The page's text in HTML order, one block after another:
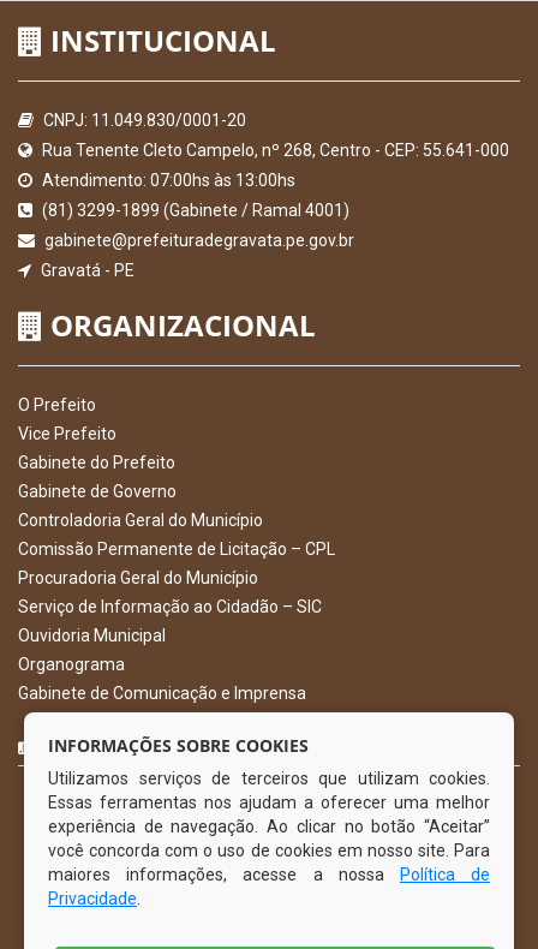
INSTITUCIONAL
CNPJ: 11.049.830/0001-20
Rua Tenente Cleto Campelo, nº 268, Centro - CEP: 55.641-000
Atendimento: 07:00hs às 13:00hs
(81) 3299-1899 (Gabinete / Ramal 4001)
gabinete@prefeituradegravata.pe.gov.br
Gravatá - PE
ORGANIZACIONAL
O Prefeito
Vice Prefeito
Gabinete do Prefeito
Gabinete de Governo
Controladoria Geral do Município
Comissão Permanente de Licitação – CPL
Procuradoria Geral do Município
Serviço de Informação ao Cidadão – SIC
Ouvidoria Municipal
Organograma
Gabinete de Comunicação e Imprensa
CURTA NOSSA FAN PAGE
INFORMAÇÕES SOBRE COOKIES
Utilizamos serviços de terceiros que utilizam cookies.
Essas ferramentas nos ajudam a oferecer uma melhor
experiência de navegação. Ao clicar no botão “Aceitar”
você concorda com o uso de cookies em nosso site. Para
maiores informações, acesse a nossa
Política de
Privacidade